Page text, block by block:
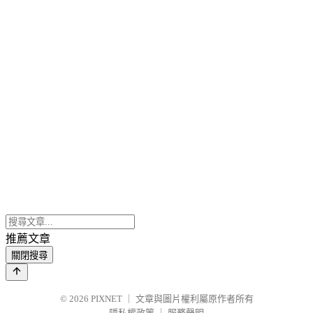
推薦文章
關閉搜尋
© 2026 PIXNET
文章與圖片權利屬原作者所有